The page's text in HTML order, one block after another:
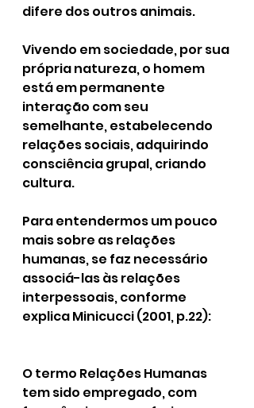
difere dos outros animais.
Vivendo em sociedade, por sua
própria natureza, o homem
está em permanente
interação com seu
semelhante, estabelecendo
relações sociais, adquirindo
consciência grupal, criando
cultura.
Para entendermos um pouco
mais sobre as relações
humanas, se faz necessário
associá-las às relações
interpessoais, conforme
explica Minicucci (2001, p.22):
O termo Relações Humanas
tem sido empregado, com